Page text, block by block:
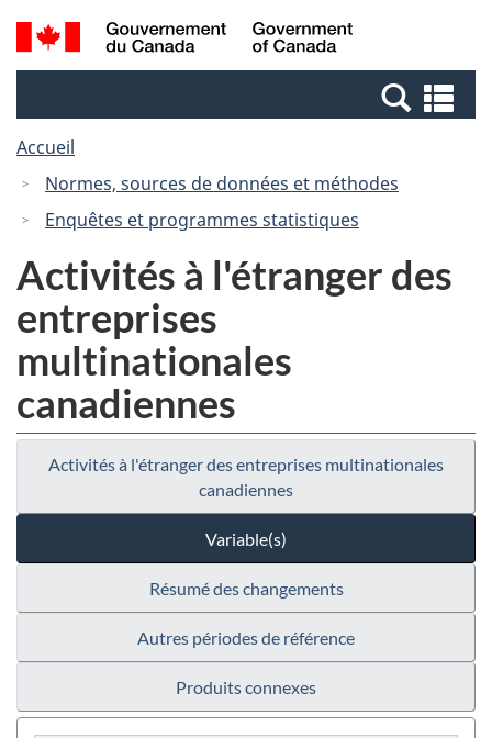
Passer
au
Passer
à
Canada
Recherche
et
et
Accueil
Normes, sources de données et méthodes
Enquêtes et programmes statistiques
Activités à l'étranger des
entreprises
multinationales
canadiennes
Activités à l'étranger des entreprises multinationales
canadiennes
Variable(s)
Résumé des changements
Autres périodes de référence
Produits connexes